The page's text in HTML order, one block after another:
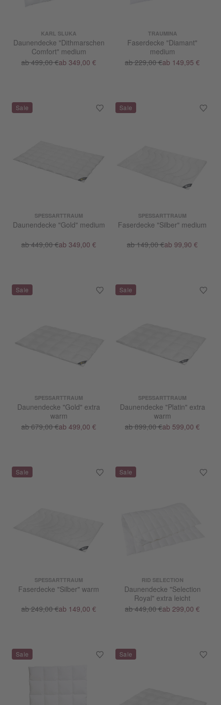
KARL SLUKA
Daunendecke "Dithmarschen
Comfort" medium
ab 499,00 €ab 349,00 €
TRAUMINA
Faserdecke "Diamant"
medium
ab 229,00 €ab 149,95 €
SPESSARTTRAUM
Daunendecke "Gold" medium
ab 449,00 €ab 349,00 €
SPESSARTTRAUM
Faserdecke "Silber" medium
ab 149,00 €ab 99,90 €
SPESSARTTRAUM
Daunendecke "Gold" extra
warm
ab 679,00 €ab 499,00 €
SPESSARTTRAUM
Daunendecke "Platin" extra
warm
ab 899,00 €ab 599,00 €
SPESSARTTRAUM
Faserdecke "Silber" warm
ab 249,00 €ab 149,00 €
RID SELECTION
Daunendecke "Selection
Royal" extra leicht
ab 449,00 €ab 299,00 €